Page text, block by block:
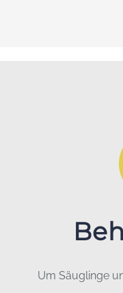
Um Säuglinge